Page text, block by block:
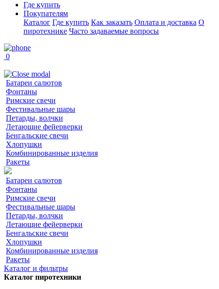
Где купить
Покупателям
Каталог Где купить Как заказать Оплата и доставка О
пиротехнике Часто задаваемые вопросы
0
Батареи салютов
Фонтаны
Римские свечи
Фестивальные шары
Петарды, волчки
Летающие фейерверки
Бенгальские свечи
Хлопушки
Комбинированные изделия
Ракеты
Батареи салютов
Фонтаны
Римские свечи
Фестивальные шары
Петарды, волчки
Летающие фейерверки
Бенгальские свечи
Хлопушки
Комбинированные изделия
Ракеты
Каталог и фильтры
Каталог пиротехники